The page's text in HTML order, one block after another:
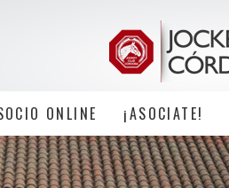
ONLINE ¡ASOCIATE!